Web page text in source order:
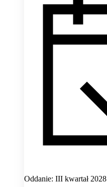
Oddanie: III kwartał 2028